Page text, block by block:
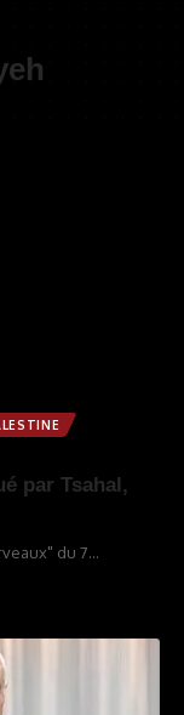
par Tsahal,
du 7…